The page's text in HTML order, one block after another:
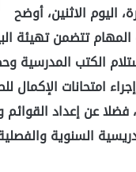
اليوم الاثنين، أوضح
تتضمن تهيئة
الكتب
امتحانات
فضلا عن إعداد
السنوية